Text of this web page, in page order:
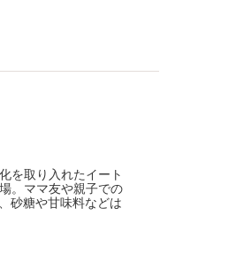
を取り入れたイート
。ママ友や親子での
砂糖や甘味料などは